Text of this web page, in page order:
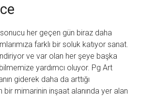
her geçen gün biraz daha
farklı bir soluk katıyor sanat.
ve var olan her şeye başka
yardımcı oluyor. Pg Art
giderek daha da arttığı
bir mimarinin inşaat alanında yer alan